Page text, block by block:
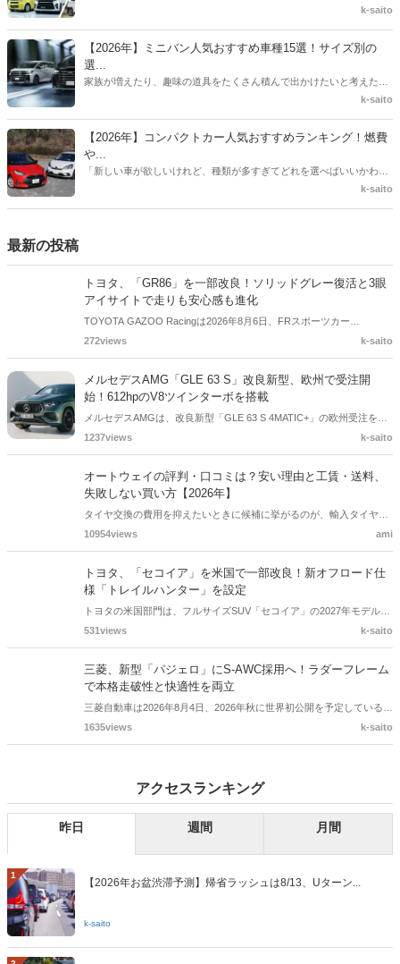
種を選べばいいのかわからない」「維持費を抑えたいけれど、安っぽ
ょうか。この記事では、おすすめの軽自動車をランキング形式で紹
介。あわせて、軽自動車を選ぶ際に絶対に押さえておきたいポイント
や、知っておくべきメリット・デメリット、そして賢い買い方まで徹
【2026年】ミニバン人気おすすめ車種15選！サイズ別の
選...
家族が増えたり、趣味の道具をたくさん積んで出かけたいと考えたり
したとき、真っ先に候補に挙がるのが「ミニバン」ではないでしょう
か。各自動車メーカーからは魅力的なミニバンが数多く販売されてお
では、最新のトレンドや実際の使い勝手を踏まえた上で、本当におす
すめできるミニバンをサイズ別に厳選して紹介します。
k-saito
【2026年】コンパクトカー人気おすすめランキング！燃費
や...
「新しい車が欲しいけれど、種類が多すぎてどれを選べばいいかわか
らない」「運転がしやすくて、維持費も安いコンパクトカーのおすす
めを知りたい」といったお悩みを持つ方も多いのではないでしょう
k-saito
トヨタ、「GR86」を一部改良！ソリッドグレー復活と3眼
アイサイトで走りも安心感も進化
TOYOTA GAZOO Racingは2026年8月6日、FRスポーツカー
「GR86」の一部改良モデルを発表しました。先代「TOYOTA 86」で
好評だった外板色「ソリッドグレー」を復活させたほか、RZグレード
カメラへ進化。注文受付は8月28日から、価格は293万6,000円からで
す。
272views k-saito
メルセデスAMG「GLE 63 S」改良新型、欧州で受注開
始！612hpのV8ツインターボを搭載
メルセデスAMGは、改良新型「GLE 63 S 4MATIC+」の欧州受注を開
始しました。最高出力612psを発生する4.0リッターV8ツインターボエ
ンジンを搭載し、AMG RIDE CONTROL+やAMG ACTIVE RIDE
からとなっています。
1237views k-saito
オートウェイの評判・口コミは？安い理由と工賃・送料、
失敗しない買い方【2026年】
タイヤ交換の費用を抑えたいときに候補に挙がるのが、輸入タイヤ通
販のオートウェイ。発送の早さや取付店へ直送できる手軽さが好評
で、タイヤサイズと取付店の条件を事前に確認できれば、初めてでも
開されている口コミと公式情報をもとに解説します。
10954views ami
トヨタ、「セコイア」を米国で一部改良！新オフロード仕
様「トレイルハンター」を設定
トヨタの米国部門は、フルサイズSUV「セコイア」の2027年モデルを
発表しました。新たにオフロード志向の「トレイルハンター」パッケ
ージを設定し、専用サスペンションやオールテレーンタイヤ、アンダ
Safety Sense 4.0など、先進装備も強化されています。
531views k-saito
三菱、新型「パジェロ」にS-AWC採用へ！ラダーフレーム
で本格走破性と快適性を両立
三菱自動車は2026年8月4日、2026年秋に世界初公開を予定している新
型クロスカントリーSUV「パジェロ」の走行性能に関する新情報を発
表しました。堅牢なラダーフレームと路面追従性に優れたサスペンシ
1635views k-saito
昨日 週間 月間
2